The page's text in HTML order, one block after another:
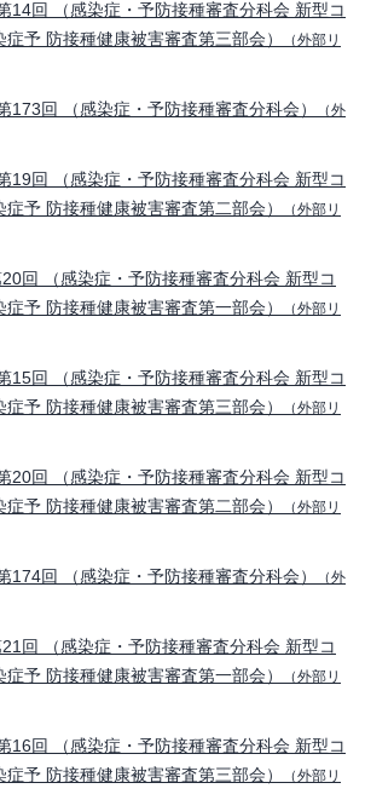
14回 （感染症・予防接種審査分科会 新型コ
症予 防接種健康被害審査第三部会）
（外部リ
173回 （感染症・予防接種審査分科会）
（外
19回 （感染症・予防接種審査分科会 新型コ
症予 防接種健康被害審査第二部会）
（外部リ
回 （感染症・予防接種審査分科会 新型コ
症予 防接種健康被害審査第一部会）
（外部リ
15回 （感染症・予防接種審査分科会 新型コ
症予 防接種健康被害審査第三部会）
（外部リ
20回 （感染症・予防接種審査分科会 新型コ
症予 防接種健康被害審査第二部会）
（外部リ
174回 （感染症・予防接種審査分科会）
（外
回 （感染症・予防接種審査分科会 新型コ
症予 防接種健康被害審査第一部会）
（外部リ
16回 （感染症・予防接種審査分科会 新型コ
症予 防接種健康被害審査第三部会）
（外部リ